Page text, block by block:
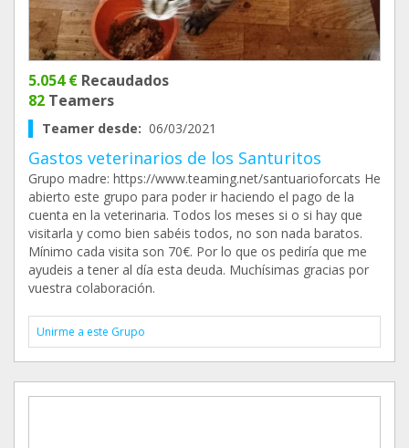
5.054 € Recaudados
82 Teamers
Teamer desde: 06/03/2021
Gastos veterinarios de los Santuritos
Grupo madre: https://www.teaming.net/santuarioforcats He
abierto este grupo para poder ir haciendo el pago de la
cuenta en la veterinaria. Todos los meses si o si hay que
visitarla y como bien sabéis todos, no son nada baratos.
Mínimo cada visita son 70€. Por lo que os pediría que me
ayudeis a tener al día esta deuda. Muchísimas gracias por
vuestra colaboración.
Unirme a este Grupo